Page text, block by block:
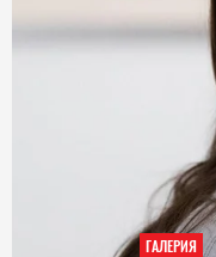
ГАЛЕРИЯ